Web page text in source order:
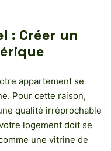
: Créer un
appartement se
Pour cette raison,
qualité irréprochable
logement doit se
une vitrine de